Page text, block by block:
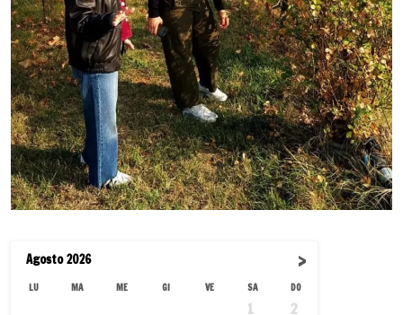
›
Agosto 2026
LU MA ME GI VE SA DO
1
2